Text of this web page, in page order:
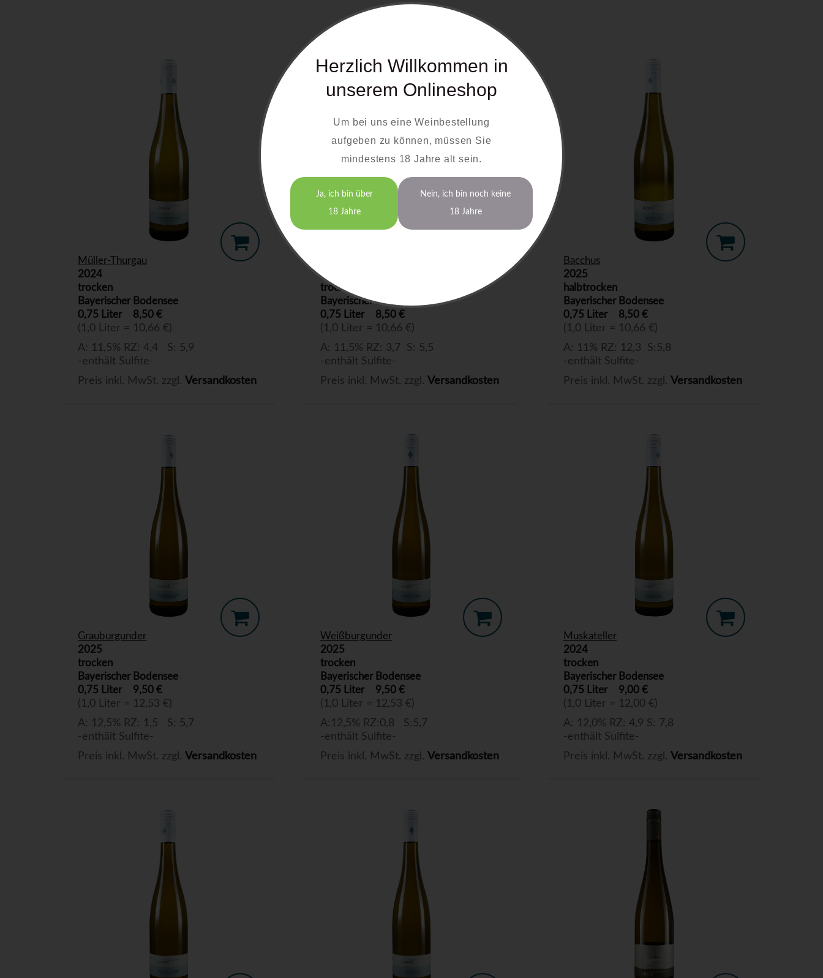
Müller-Thurgau
2024
trocken
Bayerischer Bodensee
0,75 Liter
8,50 €
(1,0 Liter = 10,66 €)
A: 11,5% RZ: 4,4 S: 5,9
-enthält Sulfite-
Preis inkl. MwSt. zzgl. Versandkosten
2025
trocken
Bayerischer Bodensee
0,75 Liter
8,50 €
(1,0 Liter = 10,66 €)
A: 11,5% RZ: 3,7 S: 5,5
-enthält Sulfite-
Preis inkl. MwSt. zzgl. Versandkosten
Bacchus
2025
halbtrocken
Bayerischer Bodensee
0,75 Liter
8,50 €
(1,0 Liter = 10,66 €)
A: 11% RZ: 12,3 S:5,8
-enthält Sulfite-
Preis inkl. MwSt. zzgl. Versandkosten
Grauburgunder
2025
trocken
Bayerischer Bodensee
0,75 Liter
9,50 €
(1,0 Liter = 12,53 €)
A: 12,5% RZ: 1,5 S: 5,7
-enthält Sulfite-
Preis inkl. MwSt. zzgl. Versandkosten
Weißburgunder
2025
trocken
Bayerischer Bodensee
0,75 Liter
9,50 €
(1,0 Liter = 12,53 €)
A:12,5% RZ:0,8 S:5,7
-enthält Sulfite-
Preis inkl. MwSt. zzgl. Versandkosten
Muskateller
2024
trocken
Bayerischer Bodensee
0,75 Liter
9,00 €
(1,0 Liter = 12,00 €)
A: 12,0% RZ: 4,9 S: 7,8
-enthält Sulfite-
Preis inkl. MwSt. zzgl. Versandkosten
Herzlich Willkommen in
unserem Onlineshop
Um bei uns eine Weinbestellung
aufgeben zu können, müssen Sie
mindestens 18 Jahre alt sein.
Ja, ich bin über
18 Jahre
Nein, ich bin noch keine
18 Jahre